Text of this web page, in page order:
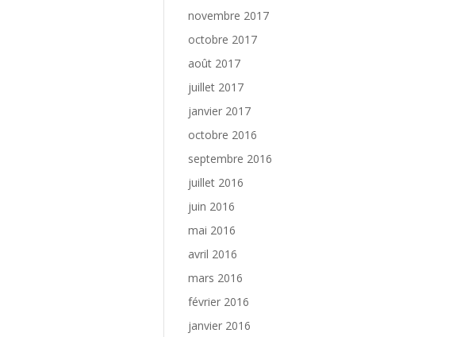
novembre 2017
octobre 2017
août 2017
juillet 2017
janvier 2017
octobre 2016
septembre 2016
juillet 2016
juin 2016
mai 2016
avril 2016
mars 2016
février 2016
janvier 2016